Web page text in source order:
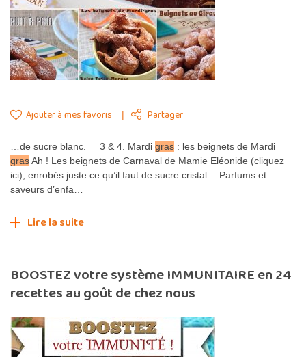
Ajouter à mes favoris Partager
…de sucre blanc. 3 & 4. Mardi gras : les beignets de Mardi
grasAh ! Les beignets de Carnaval de Mamie Eléonide (cliquez
ici), enrobés juste ce qu’il faut de sucre cristal… Parfums et
saveurs d’enfa…
Lire la suite
BOOSTEZ votre système IMMUNITAIRE en 24
recettes au goût de chez nous